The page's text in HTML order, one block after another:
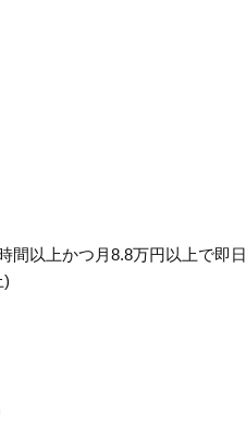
間以上かつ月8.8万円以上で即
)